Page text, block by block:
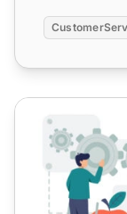
Топ 20 примера